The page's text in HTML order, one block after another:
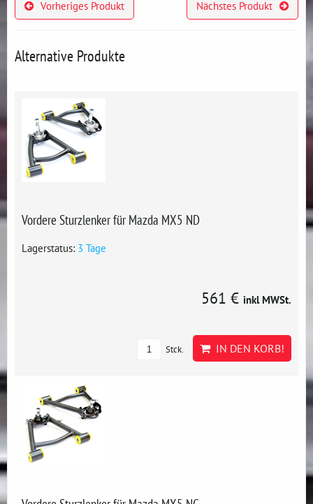
Vorheriges Produkt Nächstes Produkt
Alternative Produkte
Vordere Sturzlenker für Mazda MX5 ND
Lagerstatus: 3 Tage
561 € inkl MWSt.
Stck. IN DEN KORB!